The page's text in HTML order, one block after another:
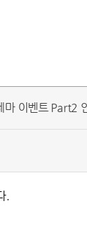
마 이벤트 Part2
.